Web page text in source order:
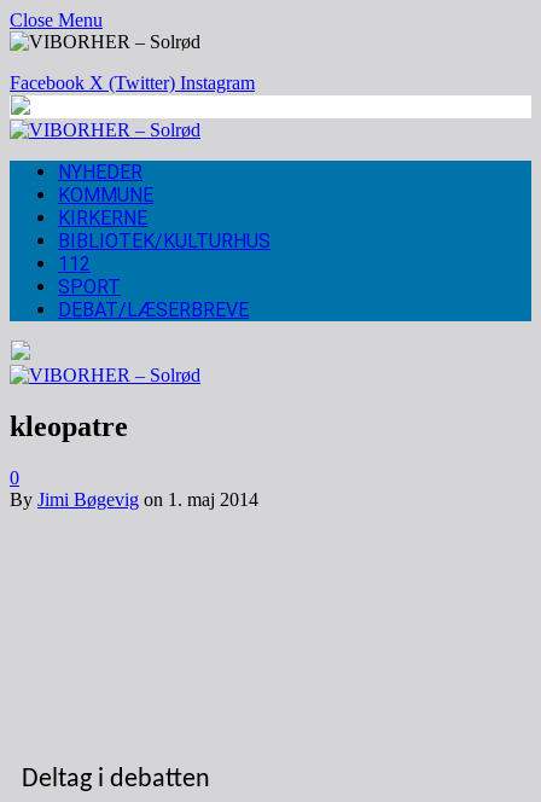
Close Menu
Facebook X (Twitter) Instagram
NYHEDER
KOMMUNE
KIRKERNE
BIBLIOTEK/KULTURHUS
112
SPORT
DEBAT/LÆSERBREVE
kleopatre
0
By Jimi Bøgevig on 1. maj 2014
Deltag i debatten